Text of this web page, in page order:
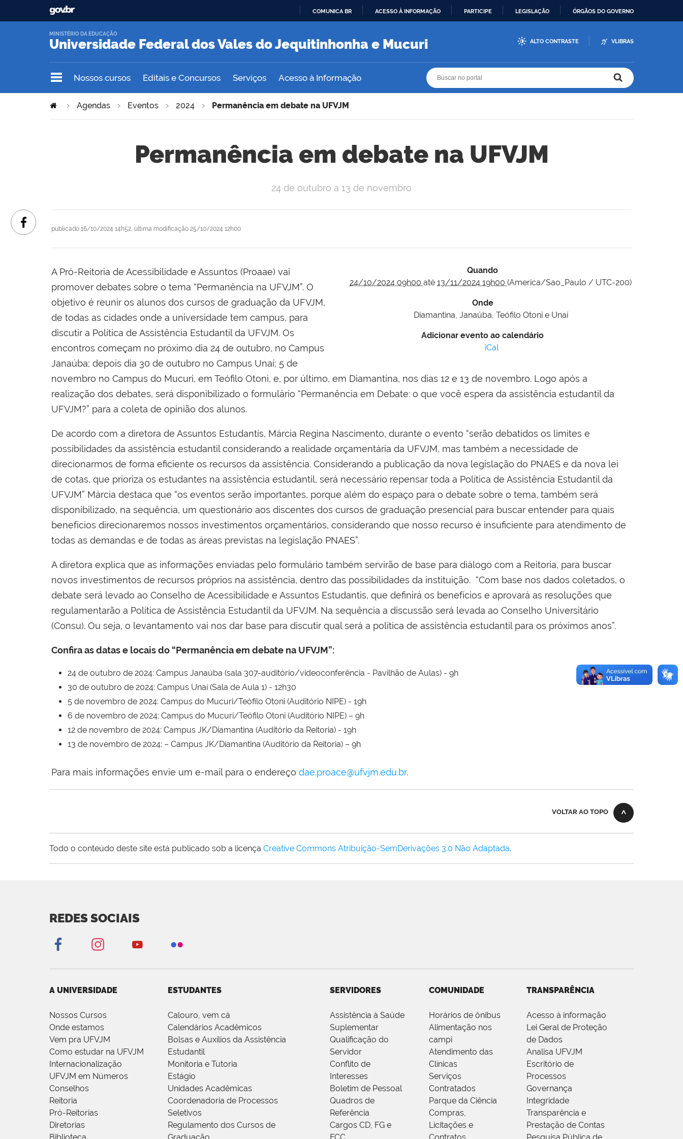
O
COMUNICA BR ACESSO À INFORMAÇÃO PARTICIPE LEGISLAÇÃO ÓRGÃOS DO GOVERNO
Universidade Federal dos Vales do Jequitinhonha e Mucuri
MINISTÉRIO DA EDUCAÇÃO
ALTO CONTRASTE VLIBRAS
Nossos cursos Editais e Concursos Serviços Acesso à Informação
Agendas Eventos 2024 Permanência em debate na UFVJM
Permanência em debate na UFVJM
publicado 16/10/2024 14h52, última modificação 25/10/2024 12h00
24 de outubro a 13 de novembro
Quando
24/10/2024 09h00 até 13/11/2024 19h00 (America/Sao_Paulo / UTC-200)
Onde
Diamantina, Janaúba, Teófilo Otoni e Unaí
Adicionar evento ao calendário
iCal
A Pró-Reitoria de Acessibilidade e Assuntos (Proaae) vai
promover debates sobre o tema “Permanência na UFVJM”. O
objetivo é reunir os alunos dos cursos de graduação da UFVJM,
de todas as cidades onde a universidade tem campus, para
discutir a Política de Assistência Estudantil da UFVJM. Os
encontros começam no próximo dia 24 de outubro, no Campus
Janaúba; depois dia 30 de outubro no Campus Unaí; 5 de
novembro no Campus do Mucuri, em Teófilo Otoni, e, por último, em Diamantina, nos dias 12 e 13 de novembro. Logo após a
realização dos debates, será disponibilizado o formulário “Permanência em Debate: o que você espera da assistência estudantil da
UFVJM?” para a coleta de opinião dos alunos.
De acordo com a diretora de Assuntos Estudantis, Márcia Regina Nascimento, durante o evento “serão debatidos os limites e
possibilidades da assistência estudantil considerando a realidade orçamentária da UFVJM, mas também a necessidade de
direcionarmos de forma eficiente os recursos da assistência. Considerando a publicação da nova legislação do PNAES e da nova lei
de cotas, que prioriza os estudantes na assistência estudantil, será necessário repensar toda a Política de Assistência Estudantil da
UFVJM” Márcia destaca que “os eventos serão importantes, porque além do espaço para o debate sobre o tema, também será
disponibilizado, na sequência, um questionário aos discentes dos cursos de graduação presencial para buscar entender para quais
benefícios direcionaremos nossos investimentos orçamentários, considerando que nosso recurso é insuficiente para atendimento de
todas as demandas e de todas as áreas previstas na legislação PNAES”.
A diretora explica que as informações enviadas pelo formulário também servirão de base para diálogo com a Reitoria, para buscar
novos investimentos de recursos próprios na assistência, dentro das possibilidades da instituição. “Com base nos dados coletados, o
debate será levado ao Conselho de Acessibilidade e Assuntos Estudantis, que definirá os benefícios e aprovará as resoluções que
regulamentarão a Política de Assistência Estudantil da UFVJM. Na sequência a discussão será levada ao Conselho Universitário
(Consu). Ou seja, o levantamento vai nos dar base para discutir qual será a política de assistência estudantil para os próximos anos”.
Confira as datas e locais do “Permanência em debate na UFVJM”:
24 de outubro de 2024: Campus Janaúba (sala 307-auditório/videoconferência - Pavilhão de Aulas) - 9h
30 de outubro de 2024: Campus Unaí (Sala de Aula 1) - 12h30
5 de novembro de 2024: Campus do Mucuri/Teófilo Otoni (Auditório NIPE) - 19h
6 de novembro de 2024: Campus do Mucuri/Teófilo Otoni (Auditório NIPE) – 9h
12 de novembro de 2024: Campus JK/Diamantina (Auditório da Reitoria) - 19h
13 de novembro de 2024: – Campus JK/Diamantina (Auditório da Reitoria) – 9h
Para mais informações envie um e-mail para o endereço dae.proace@ufvjm.edu.br.
VOLTAR AO TOPO
Todo o conteúdo deste site está publicado sob a licença Creative Commons Atribuição-SemDerivações 3.0 Não Adaptada.
REDES SOCIAIS
A UNIVERSIDADE
Nossos Cursos
Onde estamos
Vem pra UFVJM
Como estudar na UFVJM
Internacionalização
UFVJM em Números
Conselhos
Reitoria
Pró-Reitorias
Diretorias
ESTUDANTES
Calouro, vem cá
Calendários Acadêmicos
Bolsas e Auxílios da Assistência
Estudantil
Monitoria e Tutoria
Estágio
Unidades Acadêmicas
Coordenadoria de Processos
Seletivos
Regulamento dos Cursos de
SERVIDORES
Assistência à Saúde
Suplementar
Qualificação do
Servidor
Conflito de
Interesses
Boletim de Pessoal
Quadros de
Referência
Cargos CD, FG e
COMUNIDADE
Horários de ônibus
Alimentação nos
campi
Atendimento das
Clínicas
Serviços
Contratados
Parque da Ciência
Compras,
Licitações e
TRANSPARÊNCIA
Acesso à informação
Lei Geral de Proteção
de Dados
Analisa UFVJM
Escritório de
Processos
Governança
Integridade
Transparência e
Prestação de Contas